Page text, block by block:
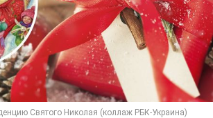
Святого Николая (коллаж РБК-Украина)